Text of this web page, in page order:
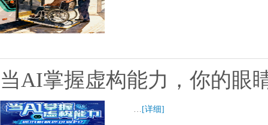
当AI掌握虚构能力，你的眼
… [详细]